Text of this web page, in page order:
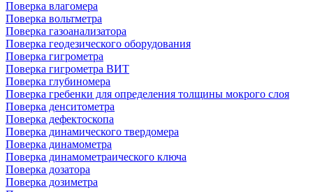
Поверка влагомера
Поверка вольтметра
Поверка газоанализатора
Поверка геодезического оборудования
Поверка гигрометра
Поверка гигрометра ВИТ
Поверка глубиномера
Поверка гребенки для определения толщины мокрого слоя
Поверка денситометра
Поверка дефектоскопа
Поверка динамического твердомера
Поверка динамометра
Поверка динамометраического ключа
Поверка дозатора
Поверка дозиметра